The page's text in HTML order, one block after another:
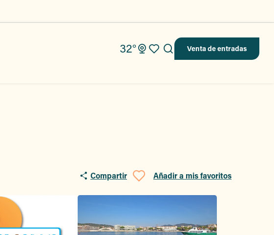
32° Venta de entradas
Voir les favoris
Buscar
Compartir
Ajouter aux
Añadir a mis favoritos